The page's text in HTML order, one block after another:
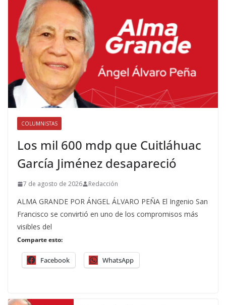
COLUMNISTAS
Los mil 600 mdp que Cuitláhuac
García Jiménez desapareció
7 de agosto de 2026 Redacción
ALMA GRANDE POR ÁNGEL ÁLVARO PEÑA El Ingenio San
Francisco se convirtió en uno de los compromisos más
visibles del
Comparte esto:
Facebook WhatsApp